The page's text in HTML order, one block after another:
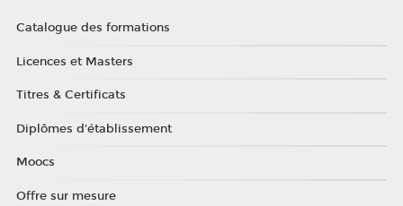
Catalogue des formations
Licences et Masters
Titres & Certificats
Diplômes d'établissement
Moocs
Offre sur mesure